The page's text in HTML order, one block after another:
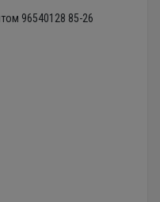
96540128 85-26